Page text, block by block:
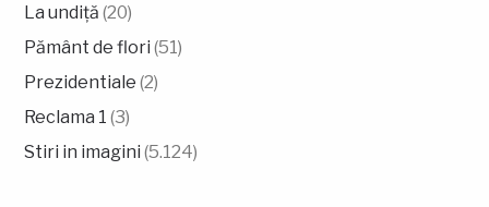
La undiță (20)
Pământ de flori (51)
Prezidentiale (2)
Reclama 1 (3)
Stiri in imagini (5.124)